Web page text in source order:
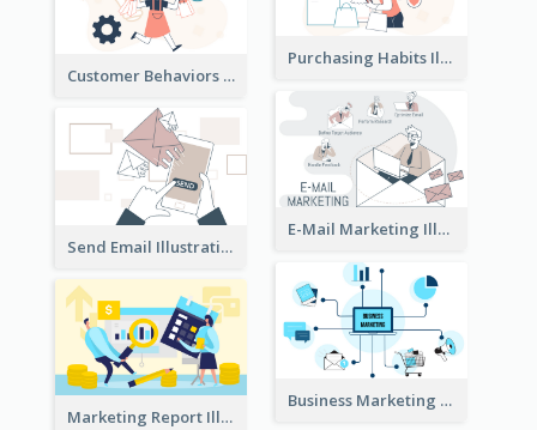
Purchasing Habits Illustration
Customer Behaviors Illustration
E-Mail Marketing Illustration
Send Email Illustration
Business Marketing
Marketing Report Illustration